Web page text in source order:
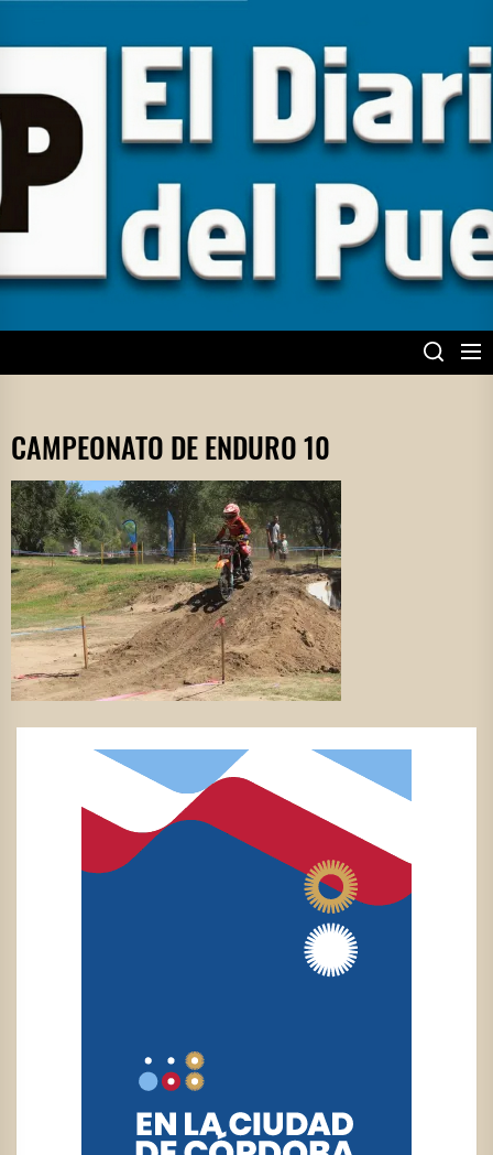
content
EL DIARIO DEL
PUEBLO
CAMPEONATO DE ENDURO 10